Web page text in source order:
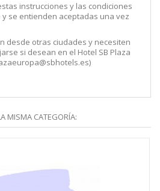
instrucciones y las condiciones
se entienden aceptadas una vez
desde otras ciudades y necesiten
si desean en el Hotel SB Plaza
MISMA CATEGORÍA: